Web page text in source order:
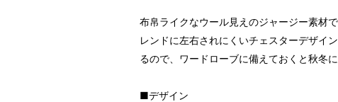
布帛ライクなウール見えのジャージー素材
レンドに左右されにくいチェスターデザイ
るので、ワードローブに備えておくと秋冬に
■デザイン